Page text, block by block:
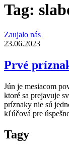
Tag:
Zaujalo nás
23.06.2023
Prvé
Jún je mesiacom
ktoré sa prejavuje
príznaky nie sú
kľúčová pre
Tagy